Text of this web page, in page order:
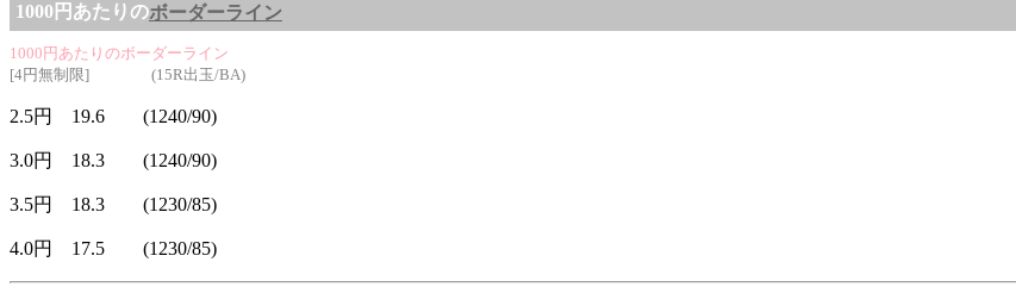
1000円あたりのボーダーライン
1000円あたりのボーダーライン
[4円無制限] (15R出玉/BA)
2.5円 19.6 (1240/90)
3.0円 18.3 (1240/90)
3.5円 18.3 (1230/85)
4.0円 17.5 (1230/85)